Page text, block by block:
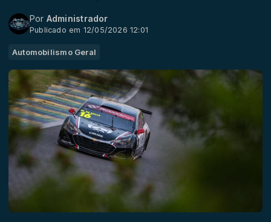
Por Administrador
Publicado em 12/05/2026 12:01
Automobilismo Geral